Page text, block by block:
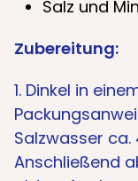
Salz und
Zubereitung:
1. Dinkel in
Salzwasser
Anschließend